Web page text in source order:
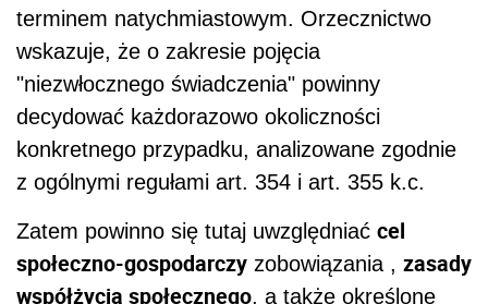
terminem natychmiastowym. Orzecznictwo
wskazuje, że o zakresie pojęcia
"niezwłocznego świadczenia" powinny
decydować każdorazowo okoliczności
konkretnego przypadku, analizowane zgodnie
z ogólnymi regułami art. 354 i art. 355 k.c.
Zatem powinno się tutaj uwzględniać cel
społeczno-gospodarczy zobowiązania , zasady
współżycia społecznego, a także określone